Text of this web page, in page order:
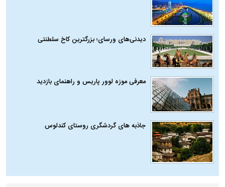
دیدنی‌های ورسای؛ بزرگترین کاخ سلطنتی
معرفی موزه لوور پاریس و راهنمای بازدید
جاذبه های گردشگری روستای کندلوس